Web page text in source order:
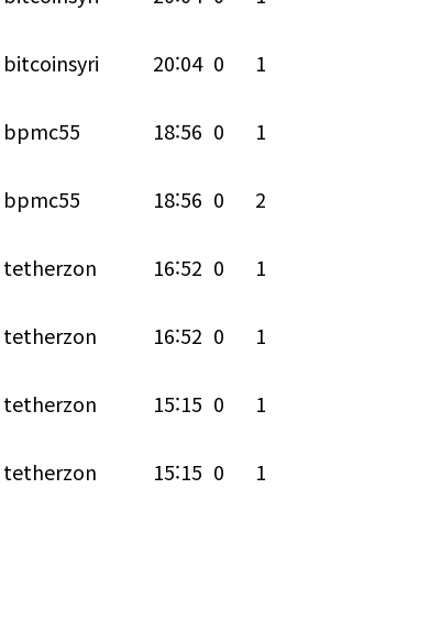
bitcoinsyri 20:04 0 1
bpmc55 18:56 0 1
bpmc55 18:56 0 2
tetherzon 16:52 0 1
tetherzon 16:52 0 1
tetherzon 15:15 0 1
tetherzon 15:15 0 1